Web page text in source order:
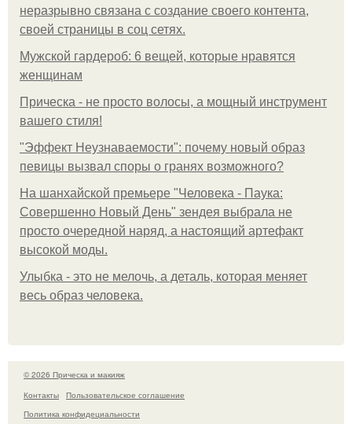
неразрывно связана с создание своего контента,
своей страницы в соц сетях.
Мужской гардероб: 6 вещей, которые нравятся
женщинам
Прическа - не просто волосы, а мощный инструмент
вашего стиля!
"Эффект Неузнаваемости": почему новый образ
певицы вызвал споры о гранях возможного?
На шанхайской премьере "Человека - Паука:
Совершенно Новый День" зендея выбрала не
просто очередной наряд, а настоящий артефакт
высокой моды.
Улыбка - это не мелочь, а деталь, которая меняет
весь образ человека.
© 2026 Прическа и макияж
Контакты
Пользовательское соглашение
Политика конфидециальности